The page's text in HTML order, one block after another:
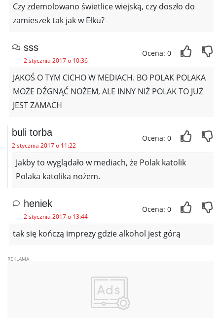
Czy zdemolowano świetlice wiejską, czy doszło do
zamieszek tak jak w Ełku?
sss
2 stycznia 2017 o 10:36
Ocena: 0
JAKOŚ O TYM CICHO W MEDIACH. BO POLAK POLAKA
MOŻE DŹGNĄĆ NOŻEM, ALE INNY NIŻ POLAK TO JUŻ
JEST ZAMACH
buli torba
2 stycznia 2017 o 11:22
Ocena: 0
Jakby to wyglądało w mediach, że Polak katolik
Polaka katolika nożem.
heniek
2 stycznia 2017 o 13:44
Ocena: 0
tak się kończą imprezy gdzie alkohol jest górą